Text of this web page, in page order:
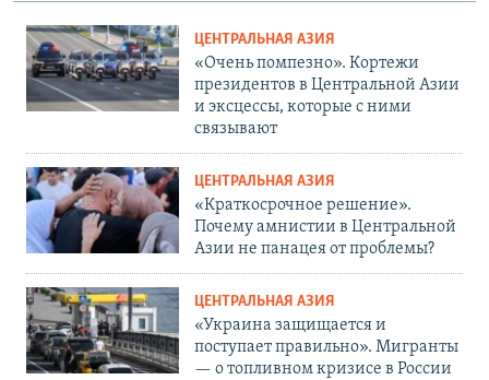
ЦЕНТРАЛЬНАЯ АЗИЯ
«Очень помпезно». Кортежи
президентов в Центральной Азии
и эксцессы, которые с ними
связывают
ЦЕНТРАЛЬНАЯ АЗИЯ
«Краткосрочное решение».
Почему амнистии в Центральной
Азии не панацея от проблемы?
ЦЕНТРАЛЬНАЯ АЗИЯ
«Украина защищается и
поступает правильно». Мигранты
— о топливном кризисе в России